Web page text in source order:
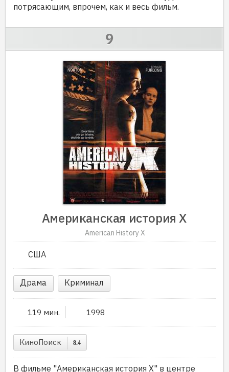
потрясающим, впрочем, как и весь фильм.
Американская история Х
American History X
США
Драма Криминал
119 мин. 1998
КиноПоиск 8.4
В фильме "Американская история Х" в центре